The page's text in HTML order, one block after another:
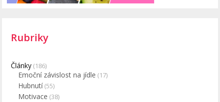
Rubriky
Články (186)
Emoční závislost na jídle (17)
Hubnutí(55)
Motivace (38)